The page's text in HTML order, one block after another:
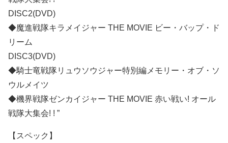
DISC2(DVD)
◆魔進戦隊キラメイジャー THE MOVIE ビー・バップ・ド
リーム
DISC3(DVD)
◆騎士竜戦隊リュウソウジャー特別編メモリー・オブ・ソ
ウルメイツ
◆機界戦隊ゼンカイジャー THE MOVIE 赤い戦い! オール
戦隊大集会! ! ”
【スペック】